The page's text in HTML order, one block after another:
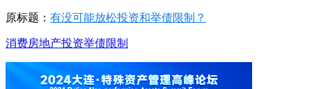
原标题： 有没可能放松投资和举债限制？
消费房地产投资举债限制